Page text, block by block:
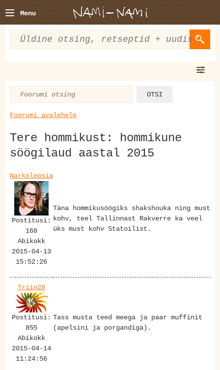
Menu
Foorumi avalehele
Tere hommikust: hommikune
söögilaud aastal 2015
Narkolepsia
Postitusi:
168
Abikokk
2015-04-13
15:52:26
Täna hommikusöögiks shakshouka ning must
kohv, teel Tallinnast Rakverre ka veel
üks must kohv Statoilist.
Triin28
Postitusi:
855
Abikokk
2015-04-14
11:24:56
Tass musta teed meega ja paar muffinit
(apelsini ja porgandiga).